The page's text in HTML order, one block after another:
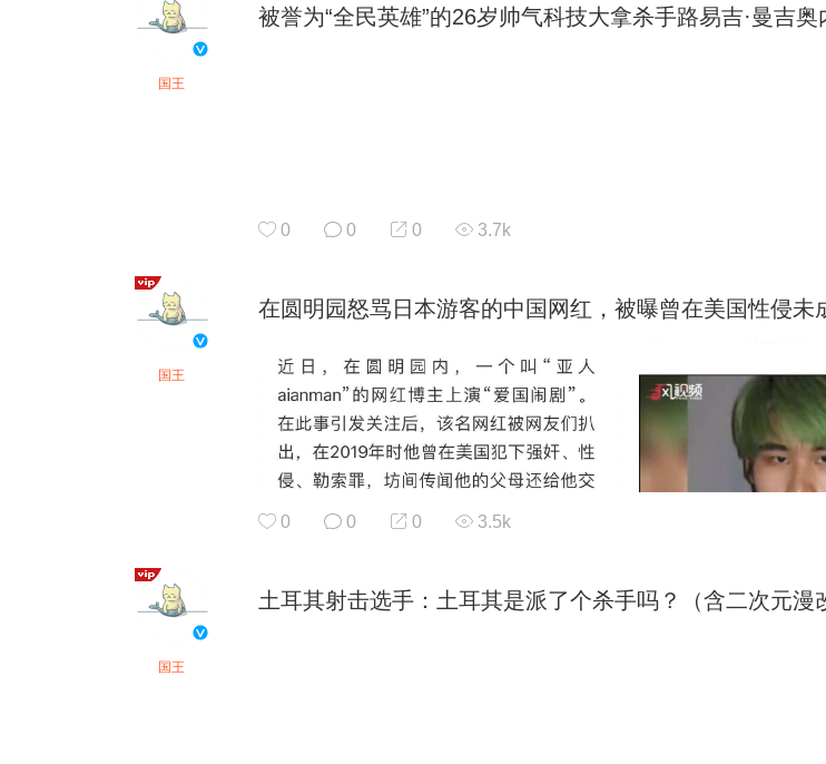
国王
被誉为“全民英雄”的26岁帅气科技大拿杀手路易吉·曼吉奥
0 0 0 3.7k
国王
在圆明园怒骂日本游客的中国网红，被曝曾在美国性侵未
0 0 0 3.5k
国王
土耳其射击选手：土耳其是派了个杀手吗？（含二次元漫